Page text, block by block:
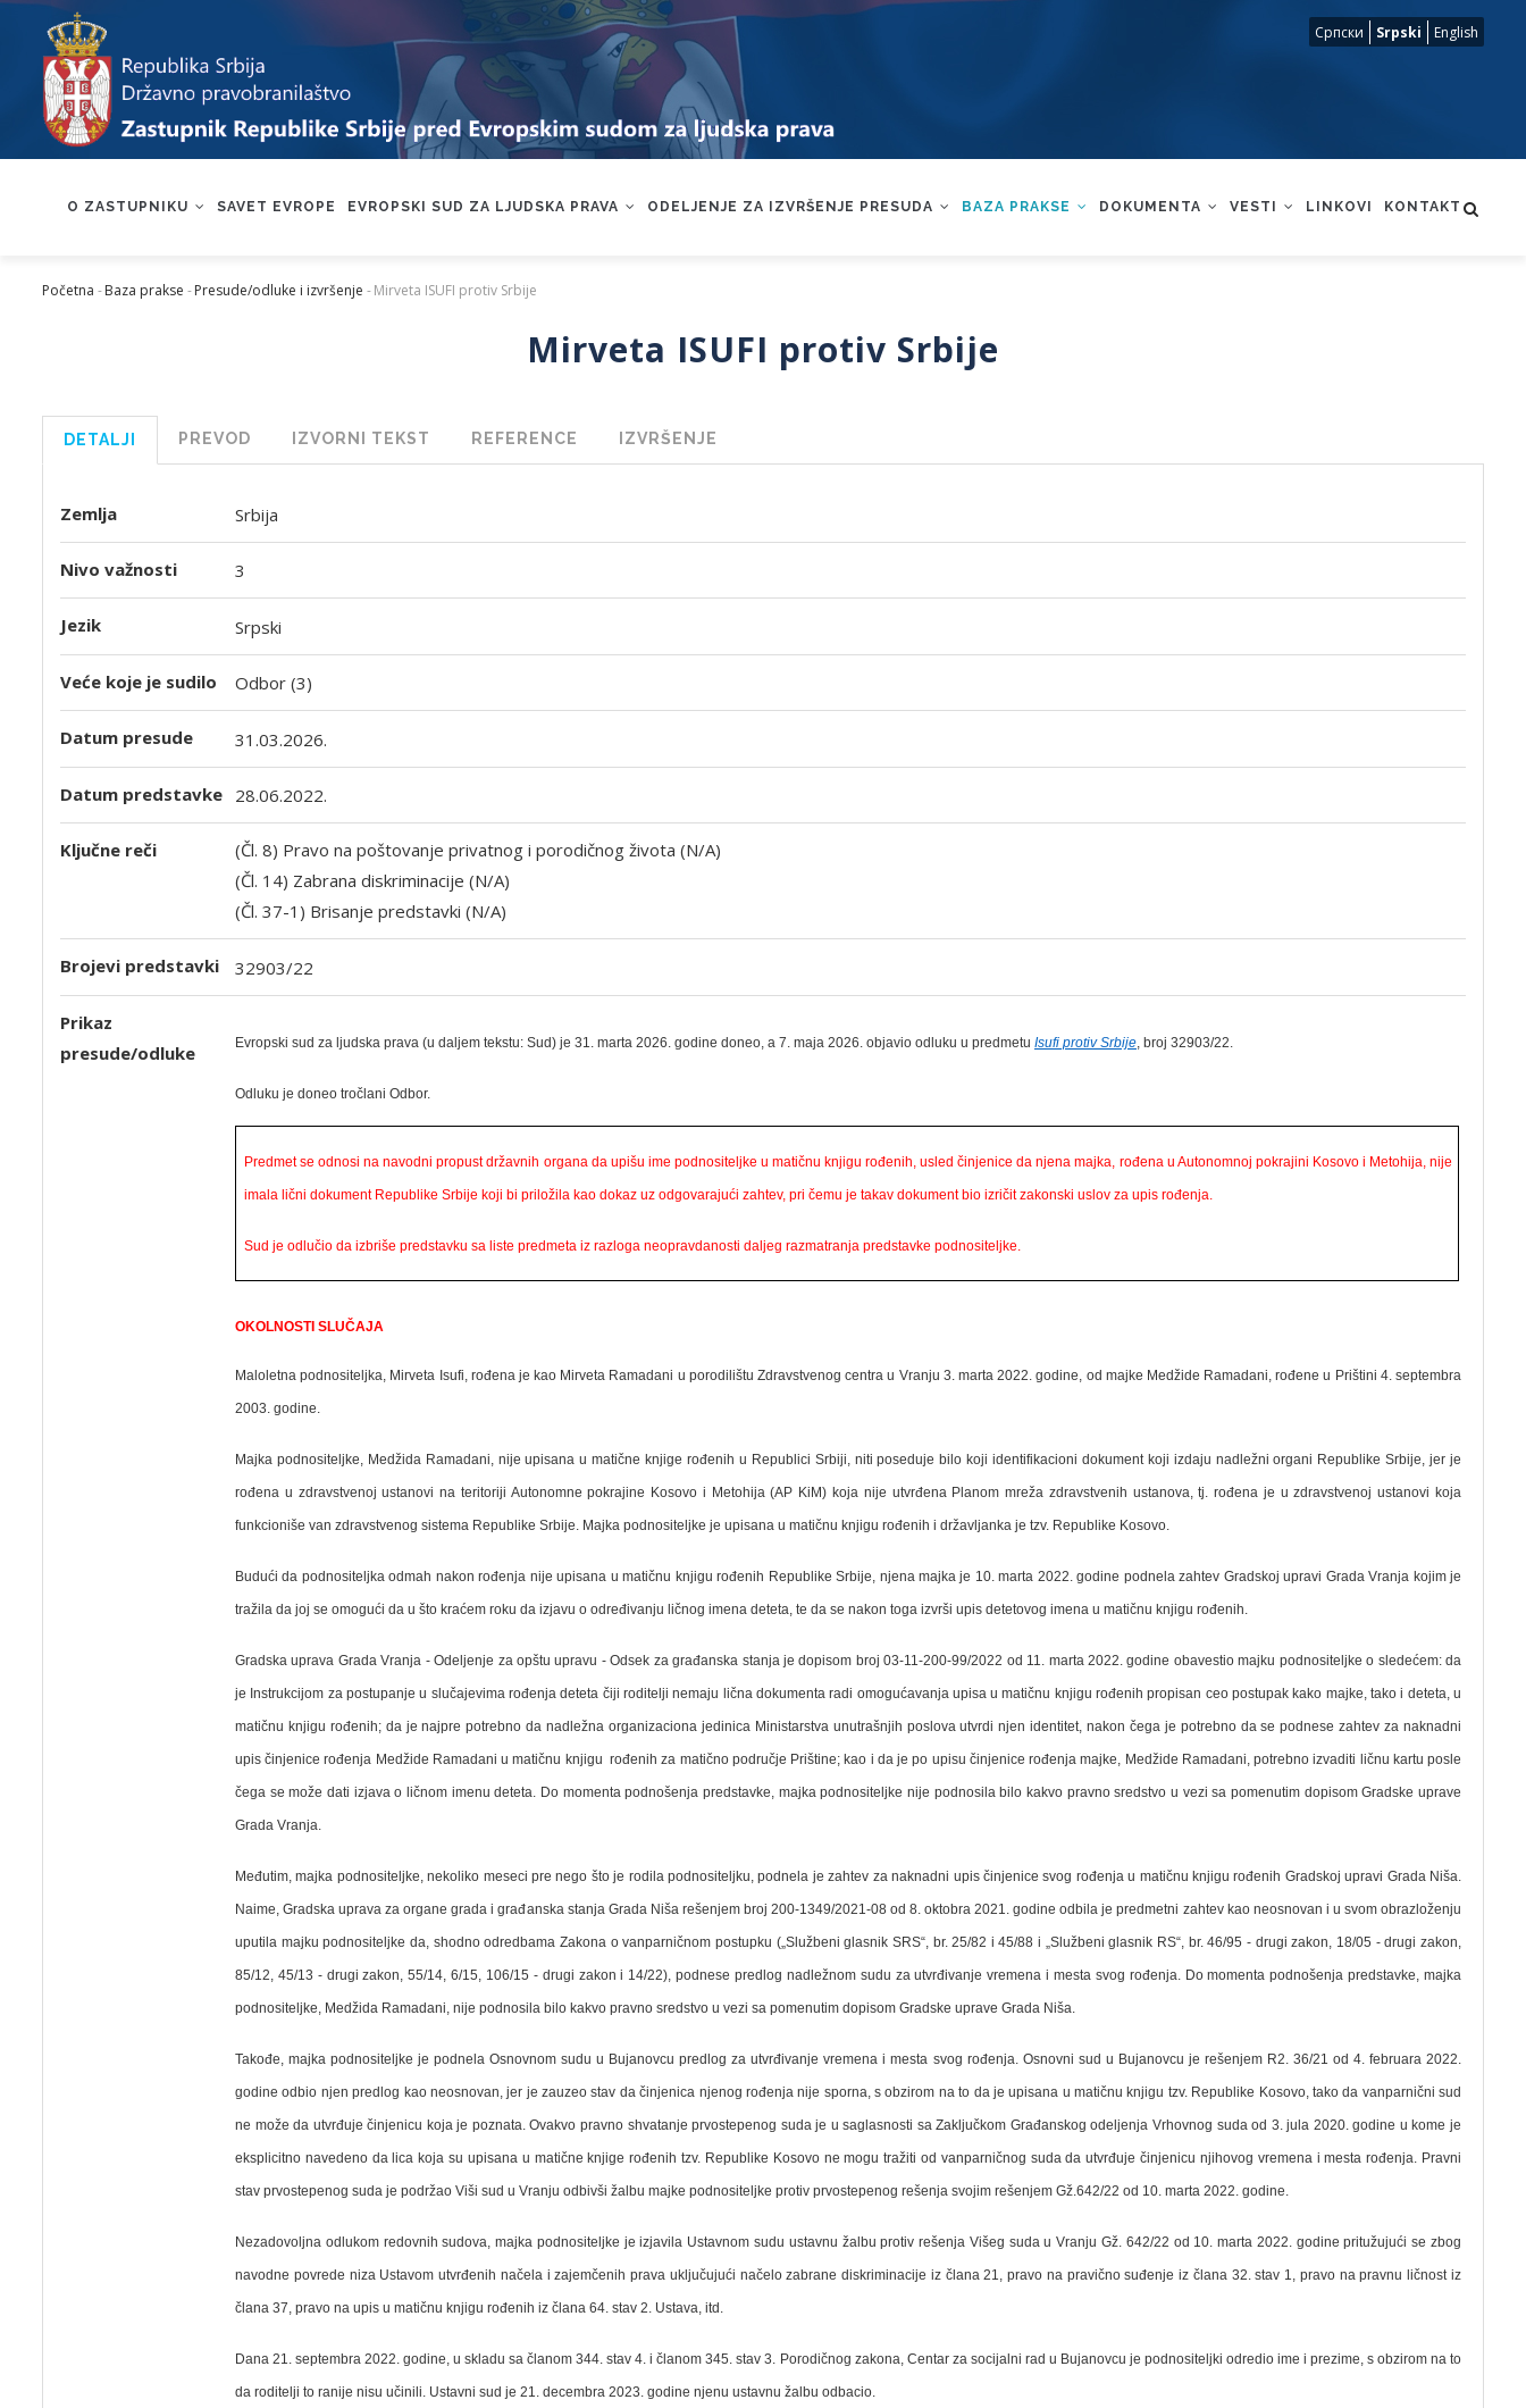
content
Српски Srpski English
NAVIGATION
O ZASTUPNIKU SAVET EVROPE EVROPSKI SUD ZA LJUDSKA PRAVA ODELJENJE ZA IZVRŠENJE PRESUDA BAZA PRAKSE DOKUMENTA VESTI LINKOVI KONTAKT
Početna -Baza prakse -Presude/odluke i izvršenje -Mirveta ISUFI protiv Srbije
Mirveta ISUFI protiv Srbije
DETALJI PREVOD IZVORNI TEKST REFERENCE IZVRŠENJE
Zemlja Srbija
Nivo važnosti 3
Jezik Srpski
Veće koje je sudilo Odbor (3)
Datum presude 31.03.2026.
Datum predstavke 28.06.2022.
Ključne reči
(Čl. 8) Pravo na poštovanje privatnog i porodičnog života (N/A)
(Čl. 14) Zabrana diskriminacije (N/A)
(Čl. 37-1) Brisanje predstavki (N/A)
Brojevi predstavki 32903/22
Prikaz
presude/odluke
Evropski sud za ljudska prava (u daljem tekstu: Sud) je 31. marta 2026. godine doneo, a 7. maja 2026. objavio odluku u predmetu Isufi protiv Srbije, broj 32903/22.
Odluku je doneo tročlani Odbor.
Predmet se odnosi na navodni propust državnih organa da upišu ime podnositeljke u matičnu knjigu rođenih, usled činjenice da njena majka, rođena u Autonomnoj pokrajini Kosovo i Metohija, nije
imala lični dokument Republike Srbije koji bi priložila kao dokaz uz odgovarajući zahtev, pri čemu je takav dokument bio izričit zakonski uslov za upis rođenja.
Sud je odlučio da izbriše predstavku sa liste predmeta iz razloga neopravdanosti daljeg razmatranja predstavke podnositeljke.
OKOLNOSTI SLUČAJA
Maloletna podnositeljka, Mirveta Isufi, rođena je kao Mirveta Ramadani u porodilištu Zdravstvenog centra u Vranju 3. marta 2022. godine, od majke Medžide Ramadani, rođene u Prištini 4. septembra
2003. godine.
Majka podnositeljke, Medžida Ramadani, nije upisana u matične knjige rođenih u Republici Srbiji, niti poseduje bilo koji identifikacioni dokument koji izdaju nadležni organi Republike Srbije, jer je
rođena u zdravstvenoj ustanovi na teritoriji Autonomne pokrajine Kosovo i Metohija (AP KiM) koja nije utvrđena Planom mreža zdravstvenih ustanova, tj. rođena je u zdravstvenoj ustanovi koja
funkcioniše van zdravstvenog sistema Republike Srbije. Majka podnositeljke je upisana u matičnu knjigu rođenih i državljanka je tzv. Republike Kosovo.
Budući da podnositeljka odmah nakon rođenja nije upisana u matičnu knjigu rođenih Republike Srbije, njena majka je 10. marta 2022. godine podnela zahtev Gradskoj upravi Grada Vranja kojim je
tražila da joj se omogući da u što kraćem roku da izjavu o određivanju ličnog imena deteta, te da se nakon toga izvrši upis detetovog imena u matičnu knjigu rođenih.
Gradska uprava Grada Vranja - Odeljenje za opštu upravu - Odsek za građanska stanja je dopisom broj 03-11-200-99/2022 od 11. marta 2022. godine obavestio majku podnositeljke o sledećem: da
je Instrukcijom za postupanje u slučajevima rođenja deteta čiji roditelji nemaju lična dokumenta radi omogućavanja upisa u matičnu knjigu rođenih propisan ceo postupak kako majke, tako i deteta, u
matičnu knjigu rođenih; da je najpre potrebno da nadležna organizaciona jedinica Ministarstva unutrašnjih poslova utvrdi njen identitet, nakon čega je potrebno da se podnese zahtev za naknadni
upis činjenice rođenja Medžide Ramadani u matičnu knjigu rođenih za matično područje Prištine; kao i da je po upisu činjenice rođenja majke, Medžide Ramadani, potrebno izvaditi ličnu kartu posle
čega se može dati izjava o ličnom imenu deteta. Do momenta podnošenja predstavke, majka podnositeljke nije podnosila bilo kakvo pravno sredstvo u vezi sa pomenutim dopisom Gradske uprave
Grada Vranja.
Međutim, majka podnositeljke, nekoliko meseci pre nego što je rodila podnositeljku, podnela je zahtev za naknadni upis činjenice svog rođenja u matičnu knjigu rođenih Gradskoj upravi Grada Niša.
Naime, Gradska uprava za organe grada i građanska stanja Grada Niša rešenjem broj 200-1349/2021-08 od 8. oktobra 2021. godine odbila je predmetni zahtev kao neosnovan i u svom obrazloženju
uputila majku podnositeljke da, shodno odredbama Zakona o vanparničnom postupku („Službeni glasnik SRS“, br. 25/82 i 45/88 i „Službeni glasnik RS“, br. 46/95 - drugi zakon, 18/05 - drugi zakon,
85/12, 45/13 - drugi zakon, 55/14, 6/15, 106/15 - drugi zakon i 14/22), podnese predlog nadležnom sudu za utvrđivanje vremena i mesta svog rođenja. Do momenta podnošenja predstavke, majka
podnositeljke, Medžida Ramadani, nije podnosila bilo kakvo pravno sredstvo u vezi sa pomenutim dopisom Gradske uprave Grada Niša.
Takođe, majka podnositeljke je podnela Osnovnom sudu u Bujanovcu predlog za utvrđivanje vremena i mesta svog rođenja. Osnovni sud u Bujanovcu je rešenjem R2. 36/21 od 4. februara 2022.
godine odbio njen predlog kao neosnovan, jer je zauzeo stav da činjenica njenog rođenja nije sporna, s obzirom na to da je upisana u matičnu knjigu tzv. Republike Kosovo, tako da vanparnični sud
ne može da utvrđuje činjenicu koja je poznata. Ovakvo pravno shvatanje prvostepenog suda je u saglasnosti sa Zaključkom Građanskog odeljenja Vrhovnog suda od 3. jula 2020. godine u kome je
eksplicitno navedeno da lica koja su upisana u matične knjige rođenih tzv. Republike Kosovo ne mogu tražiti od vanparničnog suda da utvrđuje činjenicu njihovog vremena i mesta rođenja. Pravni
stav prvostepenog suda je podržao Viši sud u Vranju odbivši žalbu majke podnositeljke protiv prvostepenog rešenja svojim rešenjem Gž.642/22 od 10. marta 2022. godine.
Nezadovoljna odlukom redovnih sudova, majka podnositeljke je izjavila Ustavnom sudu ustavnu žalbu protiv rešenja Višeg suda u Vranju Gž. 642/22 od 10. marta 2022. godine pritužujući se zbog
navodne povrede niza Ustavom utvrđenih načela i zajemčenih prava uključujući načelo zabrane diskriminacije iz člana 21, pravo na pravično suđenje iz člana 32. stav 1, pravo na pravnu ličnost iz
člana 37, pravo na upis u matičnu knjigu rođenih iz člana 64. stav 2. Ustava, itd.
Dana 21. septembra 2022. godine, u skladu sa članom 344. stav 4. i članom 345. stav 3. Porodičnog zakona, Centar za socijalni rad u Bujanovcu je podnositeljki odredio ime i prezime, s obzirom na to
da roditelji to ranije nisu učinili. Ustavni sud je 21. decembra 2023. godine njenu ustavnu žalbu odbacio.